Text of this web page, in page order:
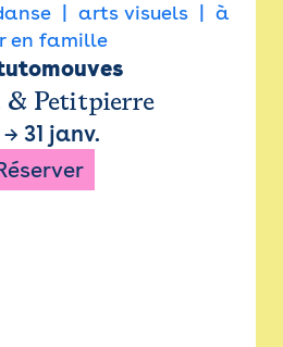
arts visuels
à
en famille
& Petitpierre
31 janv.